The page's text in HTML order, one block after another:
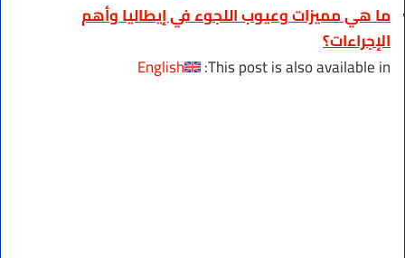
ما هي مميزات وعيوب اللجوء في إيطاليا وأهم
الإجراءات؟
This post is also available in:
English